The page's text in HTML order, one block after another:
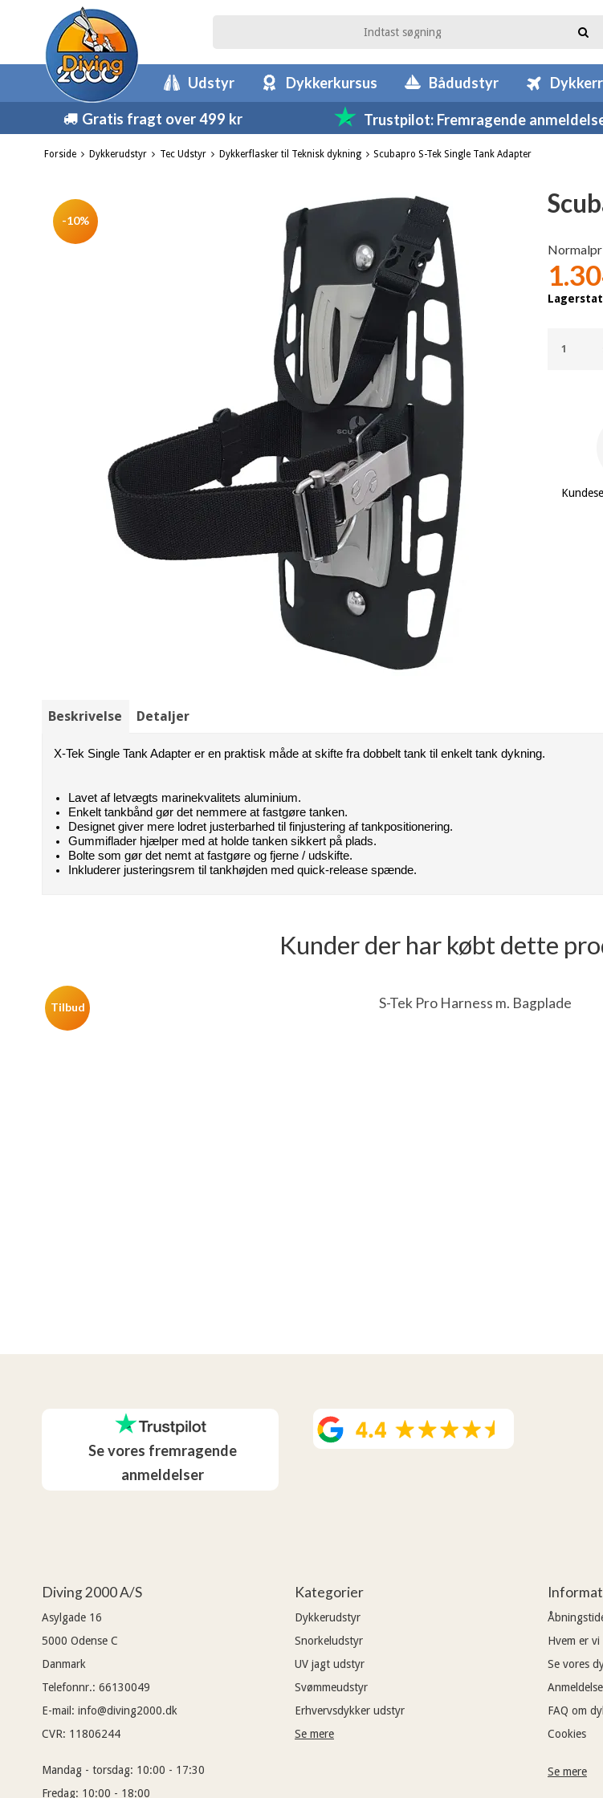
Udstyr Dykkerkursus Bådudstyr
Gratis fragt over 499 kr Trustpilot: Fremragende
Forside Dykkerudstyr Tec Udstyr Dykkerflasker til Teknisk dykning Scubapro S-Tek Single Tank Adapter
-10%
Beskrivelse Detaljer
X-Tek Single Tank Adapter er en praktisk måde at skifte fra dobbelt tank til enkelt tank dykning.
Lavet af letvægts marinekvalitets aluminium.
Enkelt tankbånd gør det nemmere at fastgøre tanken.
Designet giver mere lodret justerbarhed til finjustering af tankpositionering.
Gummiflader hjælper med at holde tanken sikkert på plads.
Bolte som gør det nemt at fastgøre og fjerne / udskifte.
Inkluderer justeringsrem til tankhøjden med quick-release spænde.
Kunder der har købt dette
Tilbud S-Tek Pro Harness m. Bagplade
Se vores fremragende
anmeldelser
Diving 2000 A/S
Asylgade 16
5000 Odense C
Danmark
Telefonnr.: 66130049
E-mail: info@diving2000.dk
CVR: 11806244
Mandag - torsdag: 10:00 - 17:30
Fredag: 10:00 - 18:00
Kategorier
Dykkerudstyr
Snorkeludstyr
UV jagt udstyr
Svømmeudstyr
Erhvervsdykker udstyr
Se mere
Hvem er vi
Se vores
FAQ om
Cookies
Se mere